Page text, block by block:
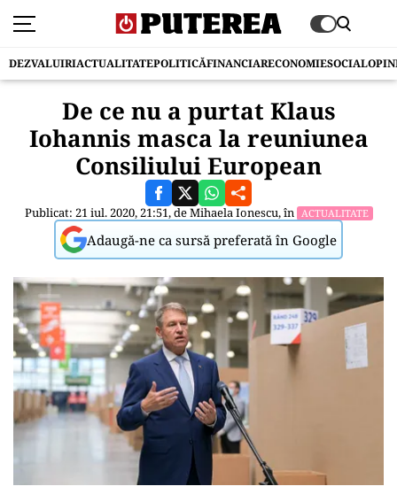
DEZVALUIRIACTUALITATEPOLITICĂFINANCIARECONOMIESOCIAL
De ce nu a purtat Klaus
Iohannis masca la reuniunea
Consiliului European
Publicat: 21 iul. 2020, 21:51, deMihaela Ionescu, în ACTUALITATE
Adaugă-ne ca sursă preferată în Google